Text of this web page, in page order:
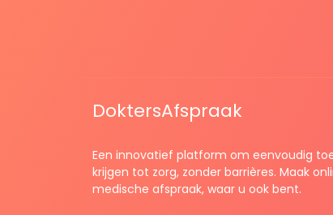
DoktersAfspraak
Een innovatief platform om eenvoudig
krijgen tot zorg, zonder barrières. Maak
medische afspraak, waar u ook bent.